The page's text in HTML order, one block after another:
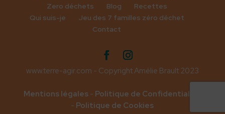
Zero déchets
Blog
Recettes
Qui suis-je
Jeu des 7 familles zéro déchet
Contact
www.terre-agir.com - Copyright Amélie Brault 2023
Mentions légales - Politique de Confidentialité
- Politique de Cookies